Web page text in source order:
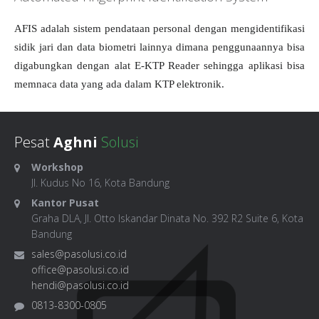
AFIS adalah sistem pendataan personal dengan mengidentifikasi
sidik jari dan data biometri lainnya dimana penggunaannya bisa
digabungkan dengan alat E-KTP Reader sehingga aplikasi bisa
memnaca data yang ada dalam KTP elektronik.
PesatAghni Solusi
Workshop
Jl. Kudus No 16, Kota Bandung
Kantor Pusat
Graha DLA, Jl. Otto Iskandar Dinata No. 392 R2 Suite 6, Kota
Bandung
sales@pasolusi.co.id
office@pasolusi.co.id
hendi@pasolusi.co.id
0813-8300-0805